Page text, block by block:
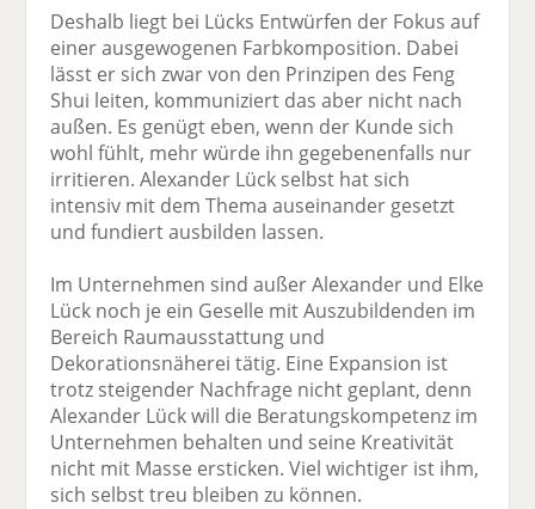
Deshalb liegt bei Lücks Entwürfen der Fokus auf
einer ausgewogenen Farbkomposition. Dabei
lässt er sich zwar von den Prinzipen des Feng
Shui leiten, kommuniziert das aber nicht nach
außen. Es genügt eben, wenn der Kunde sich
wohl fühlt, mehr würde ihn gegebenenfalls nur
irritieren. Alexander Lück selbst hat sich
intensiv mit dem Thema auseinander gesetzt
und fundiert ausbilden lassen.
Im Unternehmen sind außer Alexander und Elke
Lück noch je ein Geselle mit Auszubildenden im
Bereich Raumausstattung und
Dekorationsnäherei tätig. Eine Expansion ist
trotz steigender Nachfrage nicht geplant, denn
Alexander Lück will die Beratungskompetenz im
Unternehmen behalten und seine Kreativität
nicht mit Masse ersticken. Viel wichtiger ist ihm,
sich selbst treu bleiben zu können.